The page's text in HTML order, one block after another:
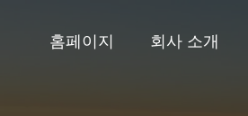
홈페이지 회사 소개